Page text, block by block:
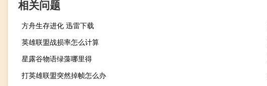
相关问题
方舟生存进化 迅雷下载
英雄联盟战损率怎么计算
星露谷物语绿藻哪里得
打英雄联盟突然掉帧怎么办